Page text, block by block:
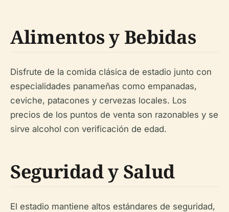
Alimentos y Bebidas
Disfrute de la comida clásica de estadio junto con
especialidades panameñas como empanadas,
ceviche, patacones y cervezas locales. Los
precios de los puntos de venta son razonables y se
sirve alcohol con verificación de edad.
Seguridad y Salud
El estadio mantiene altos estándares de seguridad,